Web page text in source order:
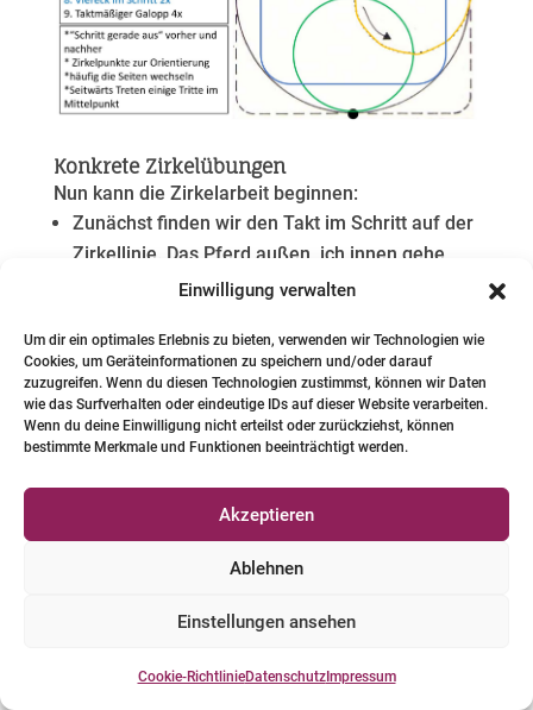
Einwilligung verwalten
Um dir ein optimales Erlebnis zu bieten, verwenden wir Technologien wie
Cookies, um Geräteinformationen zu speichern und/oder darauf
zuzugreifen. Wenn du diesen Technologien zustimmst, können wir Daten
wie das Surfverhalten oder eindeutige IDs auf dieser Website verarbeiten.
Wenn du deine Einwilligung nicht erteilst oder zurückziehst, können
bestimmte Merkmale und Funktionen beeinträchtigt werden.
Akzeptieren
Ablehnen
Einstellungen ansehen
Cookie-RichtlinieDatenschutzImpressum
Konkrete Zirkelübungen
Nun kann die Zirkelarbeit beginnen:
Zunächst finden wir den Takt im Schritt auf der
Zirkellinie. Das Pferd außen, ich innen gehe
mit. Die vier Zirkelpunkte sind eine gute
An den vier Zirkelpunkten animiere ich mein
Pferd zu beherztem Fleiß und verlange Schub,
ohne anzutraben.
Maximal vier Runden pro Hand, dann durch den
rückwärts‑seitwärts, wechsle die Longierhand
andere Seite des Pferdes und treibe es wieder
Wieder Takt auf der korrekten Zirkellinie
Jetzt können an den Zirkelpunkten Volten